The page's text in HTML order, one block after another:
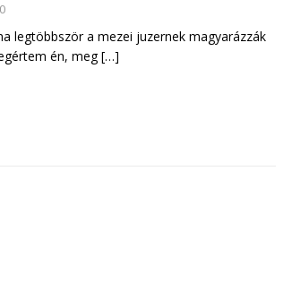
0
legtöbbször a mezei juzernek magyarázzák
én, meg[…]